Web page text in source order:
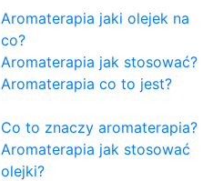
Aromaterapia jaki olejek na
co?
Aromaterapia jak stosować?
Aromaterapia co to jest?
Co to znaczy aromaterapia?
Aromaterapia jak stosować
olejki?